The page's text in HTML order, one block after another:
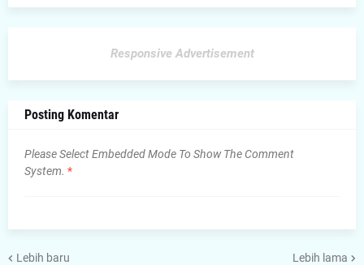
Responsive Advertisement
Posting Komentar
Please Select Embedded Mode To Show The Comment
System. *
Lebih baru Lebih lama